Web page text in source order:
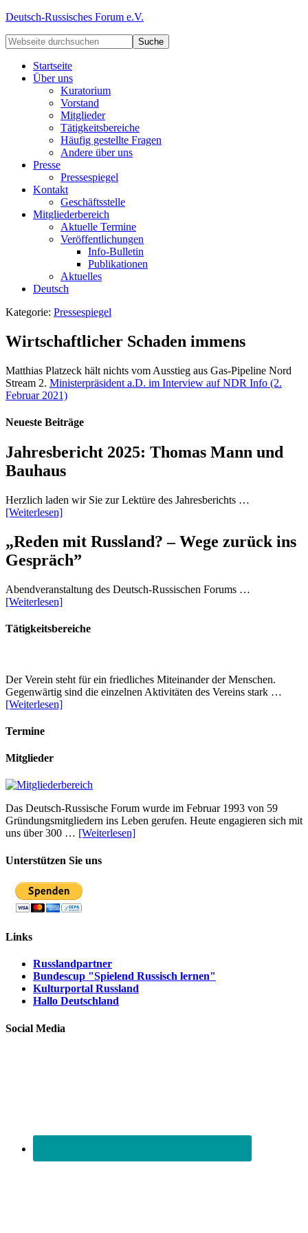
Deutsch-Russisches Forum e.V.
Startseite
Über uns
Kuratorium
Vorstand
Mitglieder
Tätigkeitsbereiche
Häufig gestellte Fragen
Andere über uns
Presse
Pressespiegel
Kontakt
Geschäftsstelle
Mitgliederbereich
Aktuelle Termine
Veröffentlichungen
Info-Bulletin
Publikationen
Aktuelles
Deutsch
Kategorie: Pressespiegel
Wirtschaftlicher Schaden immens
Matthias Platzeck hält nichts vom Ausstieg aus Gas-Pipeline Nord
Stream 2. Ministerpräsident a.D. im Interview auf NDR Info (2.
Februar 2021)
Neueste Beiträge
Jahresbericht 2025: Thomas Mann und
Bauhaus
Herzlich laden wir Sie zur Lektüre des Jahresberichts …
[Weiterlesen]
„Reden mit Russland? – Wege zurück ins
Gespräch”
Abendveranstaltung des Deutsch-Russischen Forums …
[Weiterlesen]
Tätigkeitsbereiche
Der Verein steht für ein friedliches Miteinander der Menschen.
Gegenwärtig sind die einzelnen Aktivitäten des Vereins stark …
[Weiterlesen]
Termine
Mitglieder
Das Deutsch-Russische Forum wurde im Februar 1993 von 59
Gründungsmitgliedern ins Leben gerufen. Heute engagieren sich mit
uns über 300 … [Weiterlesen]
Unterstützen Sie uns
Links
Russlandpartner
Bundescup "Spielend Russisch lernen"
Kulturportal Russland
Hallo Deutschland
Social Media